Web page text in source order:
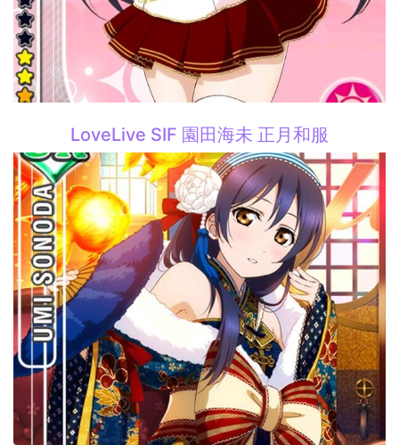
LoveLive SIF 園田海未 正月和服